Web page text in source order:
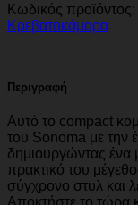
Κωδικός προϊόντος:
Κρεβατοκάμαρα
Περιγραφή
Αυτό το compact
του Sonoma με την
δημιουργώντας ένα
πρακτικό του
σύγχρονο στυλ και
Αποκτήστε το τώρα